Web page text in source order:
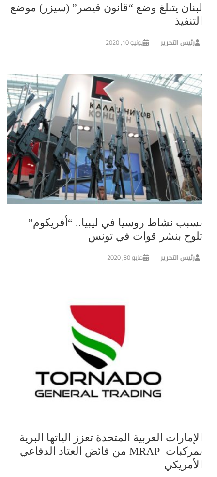
لبنان يتبلغ وضع “قانون قيصر” (سيزر) موضع
التنفيذ
رئيس التحرير يونيو 10, 2020
بسبب نشاط روسيا في ليبيا.. “أفريكوم”
تلوح بنشر قوات في تونس
رئيس التحرير مايو 30, 2020
الإمارات العربية المتحدة تعزز الياتها البرية
بمركبات MRAP من فائض العتاد الدفاعي
الأمريكي